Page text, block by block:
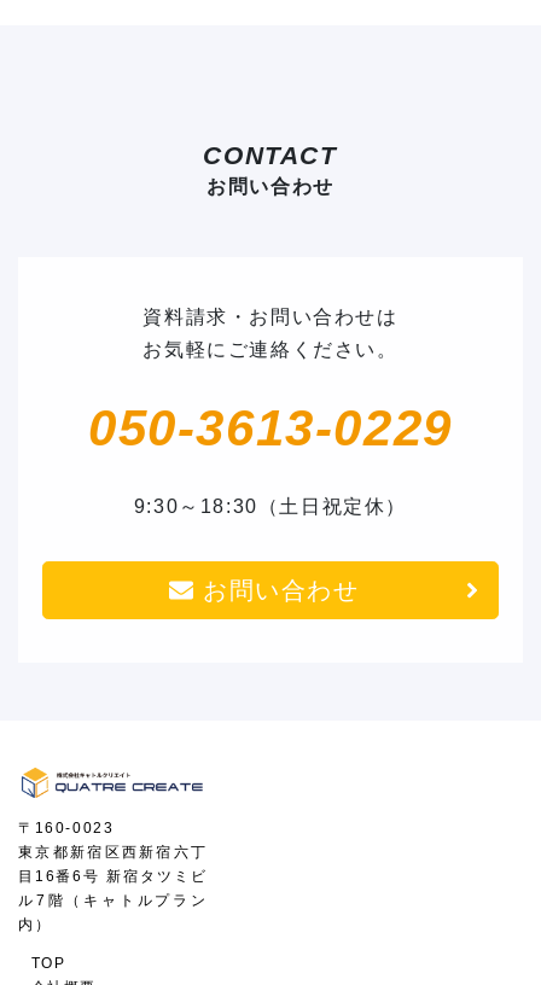
CONTACT
お問い合わせ
資料請求・お問い合わせは
お気軽にご連絡ください。
050-3613-0229
9:30～18:30（土日祝定休）
お問い合わせ
〒160-0023
東京都新宿区西新宿六丁
目16番6号 新宿タツミビ
ル7階（キャトルプラン
内）
TOP